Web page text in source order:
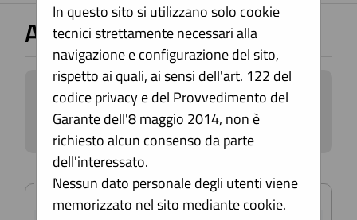
In questo sito si utilizzano solo cookie
tecnici strettamente necessari alla
navigazione e configurazione del sito,
rispetto ai quali, ai sensi dell'art. 122 del
codice privacy e del Provvedimento del
Garante dell'8 maggio 2014, non è
richiesto alcun consenso da parte
dell'interessato.
Nessun dato personale degli utenti viene
memorizzato nel sito mediante cookie.
Avvisi di gara
All'interno di questa sezione è possibile
consultare gli avvisi secondo i tempi
previsti dalla normativa dei contratti.
I dati di dettaglio delle procedure
pubbliche sono consultabili
selezionando il collegamento "Visualizza
Scheda".
Criteri di ricerca